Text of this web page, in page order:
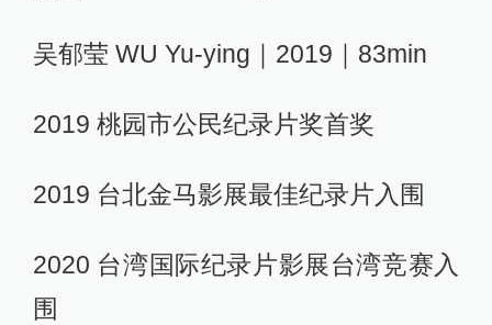
吴郁莹 WU Yu-ying｜2019｜83min
2019 桃园市公民纪录片奖首奖
2019 台北金马影展最佳纪录片入围
2020 台湾国际纪录片影展台湾竞赛入
围